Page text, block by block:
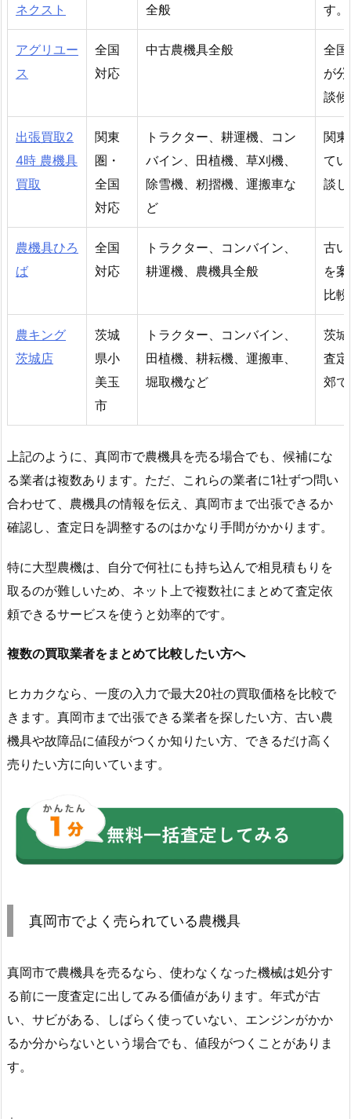
ネクスト
全般
す
アグリユー
ス
全国
対応
中古農機具全般
全
が
談
出張買取2
4時 農機具
買取
関東
圏・
全国
対応
トラクター、耕運機、コン
バイン、田植機、草刈機、
除雪機、籾摺機、運搬車な
ど
関
て
談
農機具ひろ
ば
全国
対応
トラクター、コンバイン、
耕運機、農機具全般
古
を
比
農キング
茨城店
茨城
県小
美玉
市
トラクター、コンバイン、
田植機、耕耘機、運搬車、
堀取機など
茨
査
郊
上記のように、真岡市で農機具を売る場合でも、候補にな
る業者は複数あります。ただ、これらの業者に1社ずつ問い
合わせて、農機具の情報を伝え、真岡市まで出張できるか
確認し、査定日を調整するのはかなり手間がかかります。
特に大型農機は、自分で何社にも持ち込んで相見積もりを
取るのが難しいため、ネット上で複数社にまとめて査定依
頼できるサービスを使うと効率的です。
複数の買取業者をまとめて比較したい方へ
ヒカカクなら、一度の入力で最大20社の買取価格を比較で
きます。真岡市まで出張できる業者を探したい方、古い農
機具や故障品に値段がつくか知りたい方、できるだけ高く
売りたい方に向いています。
真岡市でよく売られている農機具
真岡市で農機具を売るなら、使わなくなった機械は処分す
る前に一度査定に出してみる価値があります。年式が古
い、サビがある、しばらく使っていない、エンジンがかか
るか分からないという場合でも、値段がつくことがありま
す。